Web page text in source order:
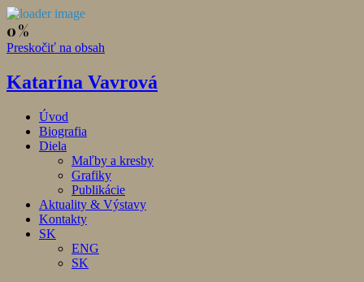
Preskočiť na obsah
Katarína Vavrová
Úvod
Biografia
Diela
Maľby a kresby
Grafiky
Publikácie
Aktuality & Výstavy
Kontakty
SK
ENG
SK